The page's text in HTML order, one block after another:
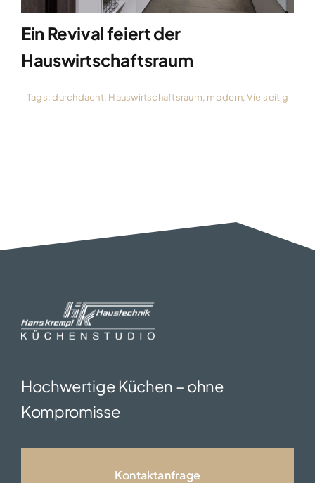
Ein Revival feiert der
Hauswirtschaftsraum
Tags:durchdacht, Hauswirtschaftsraum, modern,Vielseitig
Hochwertige Küchen – ohne
Kompromisse
Kontaktanfrage